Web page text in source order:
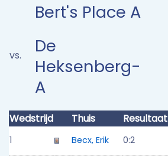
vs.
Bert's Place A
De
Heksenberg-
A
Wedstrijd Thuis Resultaat
1 Becx, Erik 0:2